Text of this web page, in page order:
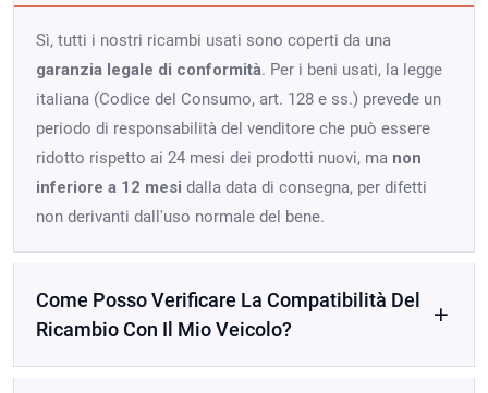
Sì, tutti i nostri ricambi usati sono coperti da una
garanzia legale di conformità. Per i beni usati, la legge
italiana (Codice del Consumo, art. 128 e ss.) prevede un
periodo di responsabilità del venditore che può essere
ridotto rispetto ai 24 mesi dei prodotti nuovi, ma non
inferiore a 12 mesi dalla data di consegna, per difetti
non derivanti dall'uso normale del bene.
Come Posso Verificare La Compatibilità Del
Ricambio Con Il Mio Veicolo?